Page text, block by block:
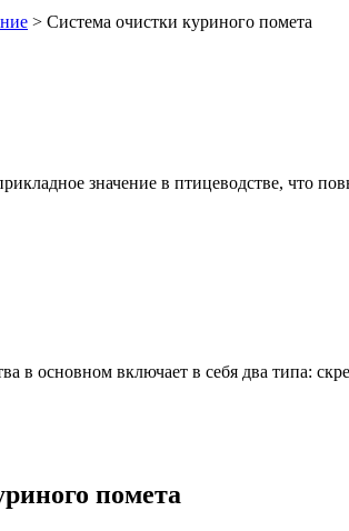
> Система очистки куриного помета
значение в птицеводстве, что
в основном включает в себя два типа:
помета